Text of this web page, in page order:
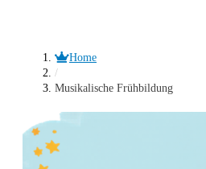
Home
/
Musikalische Frühbildung